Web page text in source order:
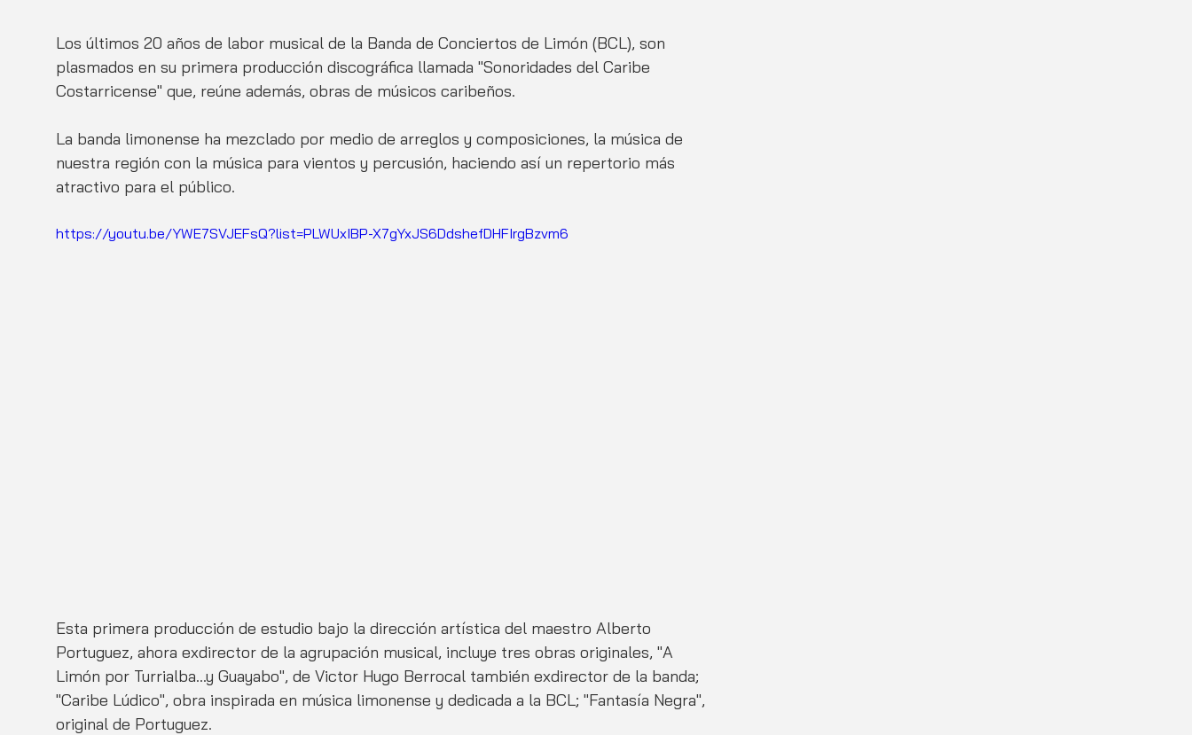
Los últimos 20 años de labor musical de la Banda de Conciertos de Limón (BCL), son
plasmados en su primera producción discográfica llamada "Sonoridades del Caribe
Costarricense" que, reúne además, obras de músicos caribeños.
La banda limonense ha mezclado por medio de arreglos y composiciones, la música de
nuestra región con la música para vientos y percusión, haciendo así un repertorio más
atractivo para el público.
https://youtu.be/YWE7SVJEFsQ?list=PLWUxIBP-X7gYxJS6DdshefDHFIrgBzvm6
Esta primera producción de estudio bajo la dirección artística del maestro Alberto
Portuguez, ahora exdirector de la agrupación musical, incluye tres obras originales, "A
Limón por Turrialba...y Guayabo", de Victor Hugo Berrocal también exdirector de la banda;
"Caribe Lúdico", obra inspirada en música limonense y dedicada a la BCL; "Fantasía Negra",
original de Portuguez.